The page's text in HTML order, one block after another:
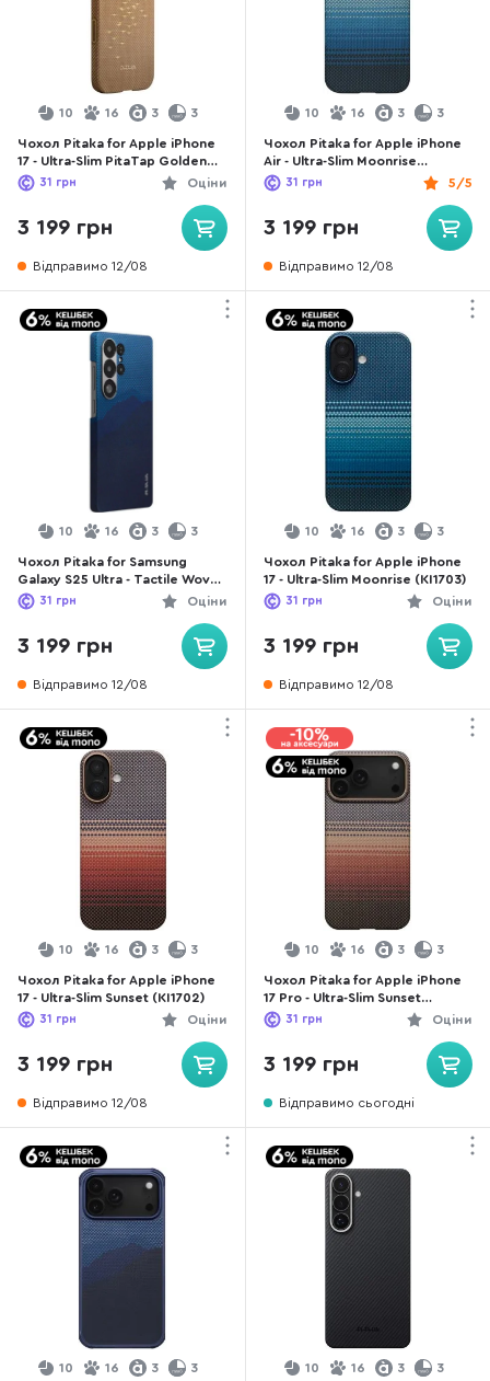
10 16 3 3
Чохол Pitaka for Apple iPhone
17 - Ultra-Slim PitaTap Golden
Glint (KI1701AG)
Оціни
31 грн
3 199 грн
Відправимо 12/08
10 16 3 3
Чохол Pitaka for Apple iPhone
Air - Ultra-Slim Moonrise
(KI1703M)
5/5
31 грн
3 199 грн
Відправимо 12/08
10 16 3 3
Чохол Pitaka for Samsung
Galaxy S25 Ultra - Tactile Woven
StarPeak Over The Horizon
(KS2504U)
Оціни
31 грн
3 199 грн
Відправимо 12/08
10 16 3 3
Чохол Pitaka for Apple iPhone
17 - Ultra-Slim Moonrise (KI1703)
Оціни
31 грн
3 199 грн
Відправимо 12/08
10 16 3 3
Чохол Pitaka for Apple iPhone
17 - Ultra-Slim Sunset (KI1702)
Оціни
31 грн
3 199 грн
Відправимо 12/08
10 16 3 3
Чохол Pitaka for Apple iPhone
17 Pro - Ultra-Slim Sunset
(KI1702SP)
Оціни
31 грн
3 199 грн
Відправимо сьогодні
10 16 3 3 10 16 3 3